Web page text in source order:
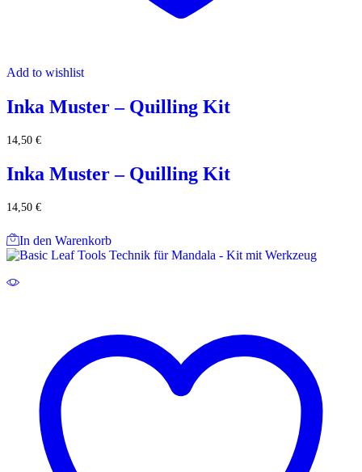
Add to wishlist
Inka Muster – Quilling Kit
14,50 €
Inka Muster – Quilling Kit
14,50 €
In den Warenkorb